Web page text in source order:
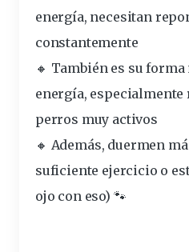
energía, necesitan
constantemente
🔸 También es su
energía, especialmente
perros muy activos
🔸 Además, duermen
suficiente ejercicio o
ojo con eso) 🐾